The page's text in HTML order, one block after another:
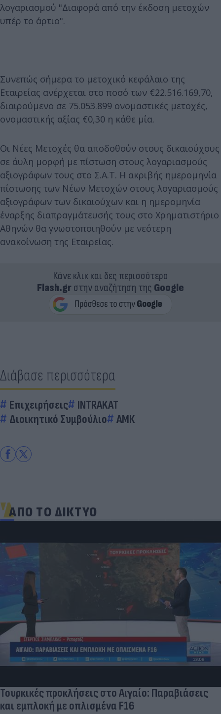
λογαριασμού "Διαφορά από την έκδοση μετοχών
υπέρ το άρτιο".
Συνεπώς σήμερα το μετοχικό κεφάλαιο της
Εταιρείας ανέρχεται στο ποσό των €22.516.169,70,
διαιρούμενο σε 75.053.899 ονομαστικές μετοχές,
ονομαστικής αξίας €0,30 η κάθε μία.
Οι Νέες Μετοχές θα αποδοθούν στους δικαιούχους
σε άυλη μορφή με πίστωση στους λογαριασμούς
αξιογράφων τους στο Σ.Α.Τ. Η ακριβής ημερομηνία
πίστωσης των Nέων Μετοχών στους λογαριασμούς
αξιογράφων των δικαιούχων και η ημερομηνία
έναρξης διαπραγμάτευσής τους στο Χρηματιστήριο
Αθηνών θα γνωστοποιηθούν με νεότερη
ανακοίνωση της Εταιρείας.
Κάνε κλικ και δες περισσότερο
Flash.grστην αναζήτηση της Google
Διάβασε περισσότερα
Επιχειρήσεις
INTRAKAT
Διοικητικό Συμβούλιο
ΑΜΚ
ΑΠΟ ΤΟ ΔΙΚΤΥΟ
Τουρκικές προκλήσεις στο Αιγαίο: Παραβιάσεις
και εμπλοκή με οπλισμένα F16